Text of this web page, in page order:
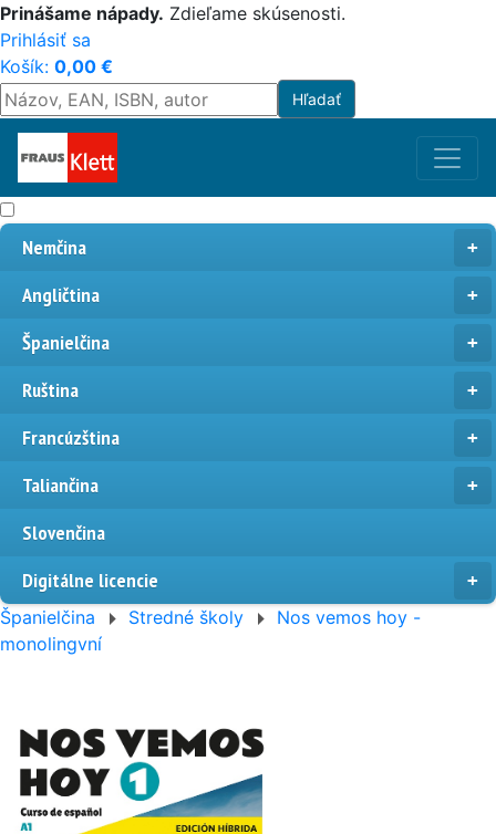
Prinášame nápady. Zdieľame skúsenosti.
Prihlásiť sa
Košík: 0,00 €
Nemčina
Angličtina
Španielčina
Ruština
Francúzština
Taliančina
Slovenčina
Digitálne licencie
Španielčina Stredné školy
Nos vemos hoy -
monolingvní